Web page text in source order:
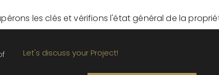
les clés et vérifions l'état général de la
Let's discuss your Project!